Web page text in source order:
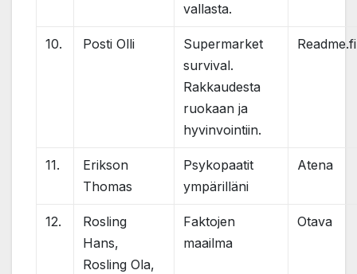
vallasta.
10. Posti Olli
Supermarket
survival.
Rakkaudesta
ruokaan ja
hyvinvointiin.
Readme.fi
11.
Erikson
Thomas
Psykopaatit
ympärilläni
Atena
12.
Rosling
Hans,
Rosling Ola,
Faktojen
maailma
Otava